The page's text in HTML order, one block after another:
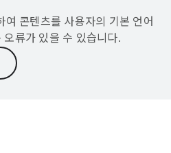
콘텐츠를 사용자의 기본 언어
류가 있을 수 있습니다.